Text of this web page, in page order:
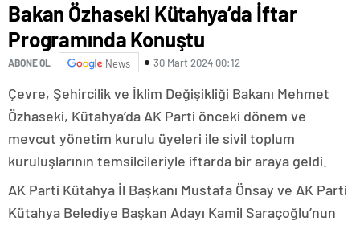
Bakan Özhaseki Kütahya’da İftar
Programında Konuştu
ABONE OL News 30 Mart 2024 00:12
Çevre, Şehircilik ve İklim Değişikliği Bakanı Mehmet
Özhaseki, Kütahya’da AK Parti önceki dönem ve
mevcut yönetim kurulu üyeleri ile sivil toplum
kuruluşlarının temsilcileriyle iftarda bir araya geldi.
AK Parti Kütahya İl Başkanı Mustafa Önsay ve AK Parti
Kütahya Belediye Başkan Adayı Kamil Saraçoğlu’nun